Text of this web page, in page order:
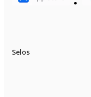
Selos